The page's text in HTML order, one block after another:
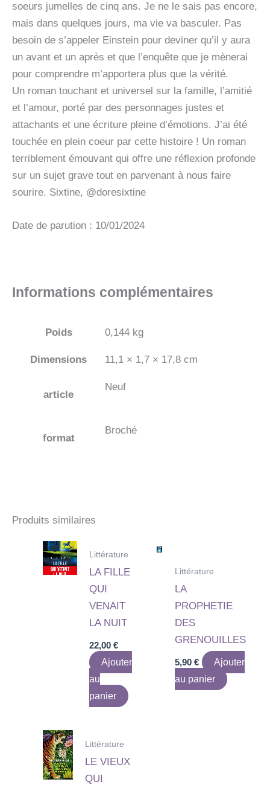
soeurs jumelles de cinq ans. Je ne le sais pas encore,
mais dans quelques jours, ma vie va basculer. Pas
besoin de s’appeler Einstein pour deviner qu’il y aura
un avant et un après et que l’enquête que je mènerai
pour comprendre m’apportera plus que la vérité.
Un roman touchant et universel sur la famille, l’amitié
et l’amour, porté par des personnages justes et
attachants et une écriture pleine d’émotions. J’ai été
touchée en plein coeur par cette histoire ! Un roman
terriblement émouvant qui offre une réflexion profonde
sur un sujet grave tout en parvenant à nous faire
sourire. Sixtine, @doresixtine
Date de parution : 10/01/2024
Informations complémentaires
Poids 0,144 kg
Dimensions 11,1 × 1,7 × 17,8 cm
article
Neuf
format
Broché
Produits similaires
Littérature
LA FILLE
QUI
VENAIT
LA NUIT
22,00€
Ajouter
au
panier
Littérature
LA
PROPHETIE
DES
GRENOUILLES
5,90 €
Ajouter
au panier
Littérature
LE VIEUX
QUI